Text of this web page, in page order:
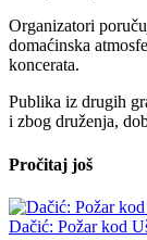
Organizatori
domaćinska
koncerata.
Publika iz drugih
i zbog druženja,
Pročitaj još
Dačić: Požar kod